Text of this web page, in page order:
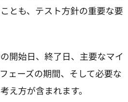
とも、テスト方針の重要な要
開始日、終了日、主要なマイ
ェーズの期間、そして必要な
え方が含まれます。